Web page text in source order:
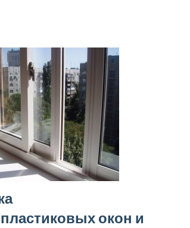
окон и